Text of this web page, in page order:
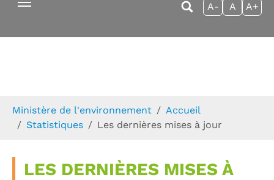
A- A A+
Ministère de l'environnement
Accueil
Statistiques
Les dernières mises à jour
LES DERNIÈRES MISES À